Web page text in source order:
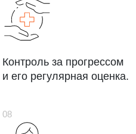
Контроль за прогрессом
и его регулярная оценка.